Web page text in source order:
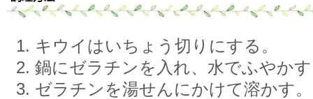
キウイはいちょう切りにする。
鍋にゼラチンを入れ、水でふやか
ゼラチンを湯せんにかけて溶かす。